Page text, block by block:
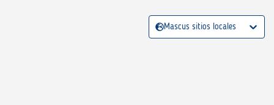
Mascus sitios locales